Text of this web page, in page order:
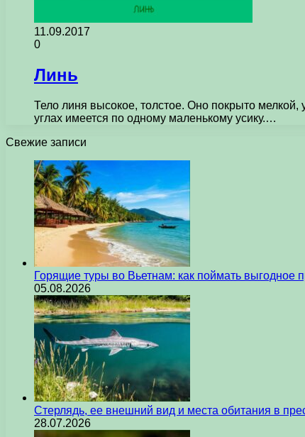
11.09.2017
0
Линь
Тело линя высокое, толстое. Оно покрыто
углах имеется по одному маленькому усику.…
Свежие записи
Горящие туры во Вьетнам: как поймать выгодное
05.08.2026
Стерлядь, ее внешний вид и места обитания в
28.07.2026